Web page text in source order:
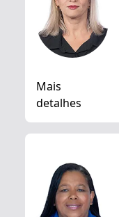
Mais
detalhes